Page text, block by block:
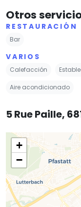
Otros
RESTAURACIÓN
Bar
VARIOS
Calefacción
Aire acondicionado
5 Rue Paille,
+
−